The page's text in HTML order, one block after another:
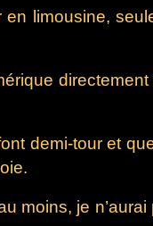
limousine,
demi-tour et
moins, je